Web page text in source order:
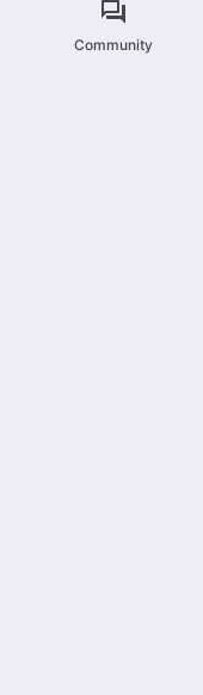
Community